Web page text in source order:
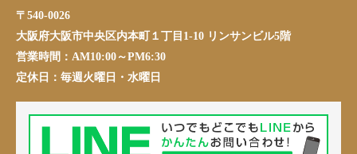
〒540-0026
大阪府大阪市中央区内本町１丁目1-10 リンサンビル5階
営業時間： AM10:00～PM6:30
定休日： 毎週火曜日・水曜日